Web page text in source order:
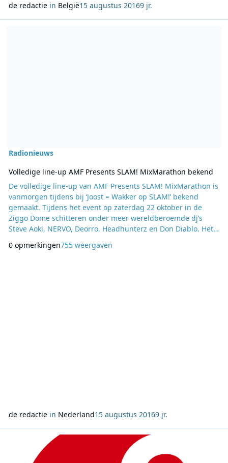
de redactiein België15 augustus 20169 jr.
Radionieuws
Volledige line-up AMF Presents SLAM! MixMarathon bekend
De volledige line-up van AMF Presents SLAM! MixMarathon is
vanmorgen tijdens bij ‘Joost = Wakker op SLAM!’ bekend
gemaakt. Tijdens het event op zaterdag 22 oktober in de
Ziggo Dome schitteren onder meer wereldberoemde dj’s
Steve Aoki, NERVO, Deorro, Headhunterz en Don Diablo. Het
AMF, het grootste festival van Amsterdam Dance Event (ADE).
0 opmerkingen755 weergaven
de redactiein Nederland15 augustus 20169 jr.
Lees meer over Bart Kaël, Clouseau, K3 en Milow maken kans op